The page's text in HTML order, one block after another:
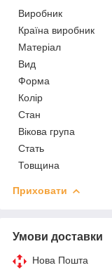
Виробник
Країна виробник
Матеріал
Вид
Форма
Колір
Стан
Вікова група
Стать
Товщина
Приховати
Умови доставки
Нова Пошта